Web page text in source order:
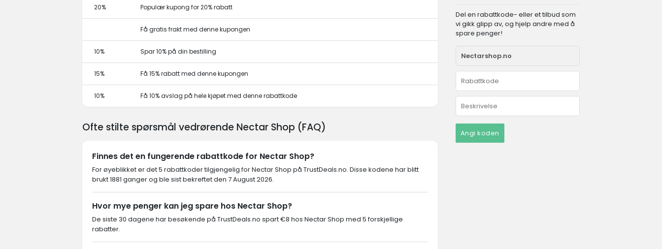
Del en rabattkode- eller et tilbud som
vi gikk glipp av, og hjelp andre med å
spare penger!
Angi koden
20% Populær kupong for 20% rabatt
Få gratis frakt med denne kupongen
10% Spar 10% på din bestilling
15% Få 15% rabatt med denne kupongen
10% Få 10% avslag på hele kjøpet med denne rabattkode
Ofte stilte spørsmål vedrørende Nectar Shop (FAQ)
Finnes det en fungerende rabattkode for Nectar Shop?
For øyeblikket er det 5 rabattkoder tilgjengelig for Nectar Shop på TrustDeals.no. Disse kodene har blitt
brukt 1881 ganger og ble sist bekreftet den 7 August 2026.
Hvor mye penger kan jeg spare hos Nectar Shop?
De siste 30 dagene har besøkende på TrustDeals.no spart €8 hos Nectar Shop med 5 forskjellige
rabatter.